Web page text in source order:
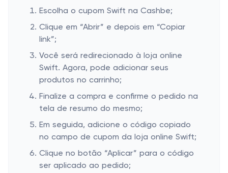
Escolha o cupom Swift na Cashbe;
Clique em “Abrir” e depois em “Copiar
link”;
Você será redirecionado à loja online
Swift. Agora, pode adicionar seus
produtos no carrinho;
Finalize a compra e confirme o pedido na
tela de resumo do mesmo;
Em seguida, adicione o código copiado
no campo de cupom da loja online Swift;
Clique no botão “Aplicar” para o código
ser aplicado ao pedido;